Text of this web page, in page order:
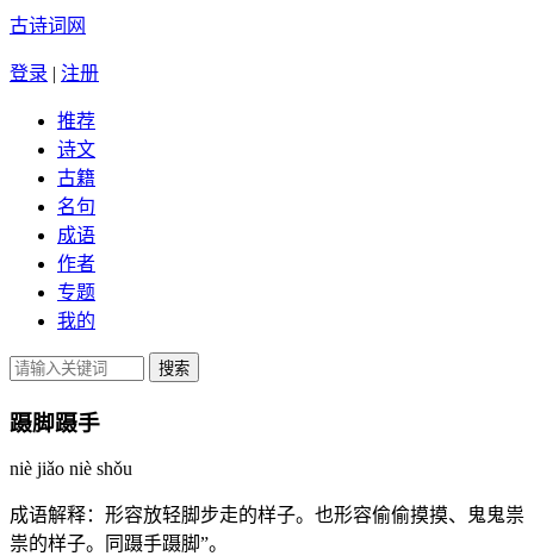
古诗词网
登录 | 注册
推荐
诗文
古籍
名句
成语
作者
专题
我的
蹑脚蹑手
niè jiǎo niè shǒu
成语解释： 形容放轻脚步走的样子。也形容偷偷摸摸、鬼鬼祟
祟的样子。同蹑手蹑脚”。